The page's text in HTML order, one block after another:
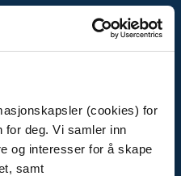
(cookies) for
for deg. Vi samler inn
og interesser for å skape
samt